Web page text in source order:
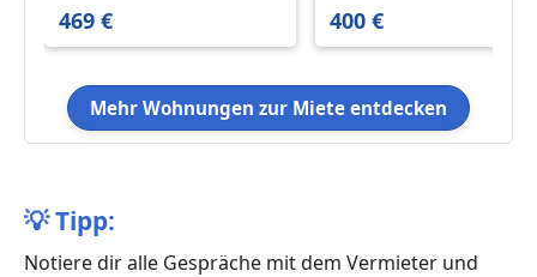
469 € 400 €
Mehr Wohnungen zur Miete entdecken
💡Tipp:
Notiere dir alle Gespräche mit dem Vermieter und